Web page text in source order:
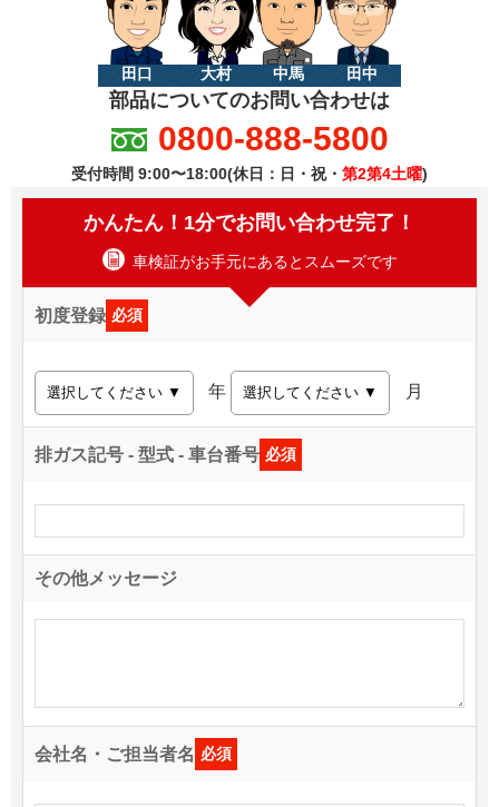
田口 大村 中馬 田中
部品についてのお問い合わせは
0800-888-5800
受付時間 9:00〜18:00(休日：日・祝・ 第2第4土曜)
かんたん！1分でお問い合わせ完了！
車検証がお手元にあるとスムーズです
初度登録 必須
年 月
排ガス記号 - 型式 - 車台番号 必須
その他メッセージ
会社名・ご担当者名 必須